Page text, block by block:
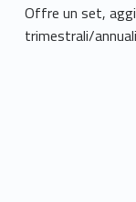
Offre un set,
trimestrali/